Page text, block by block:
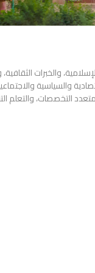
والخبرات الثقافية،
والسياسية
التخصصات، والتعلم